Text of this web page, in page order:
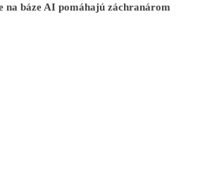
na báze AI pomáhajú záchranárom